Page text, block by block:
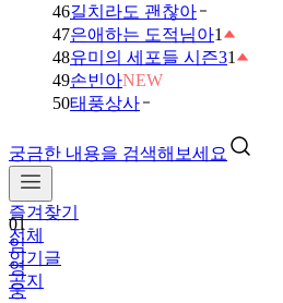
46길치라도 괜찮아
47은애하는 도적님아1
48유미의 세포들 시즌31
49손빈아NEW
50태풍상사
궁금한 내용을 검색해보세요
즐겨찾기
전체
인기글
공지
01
임
영
웅